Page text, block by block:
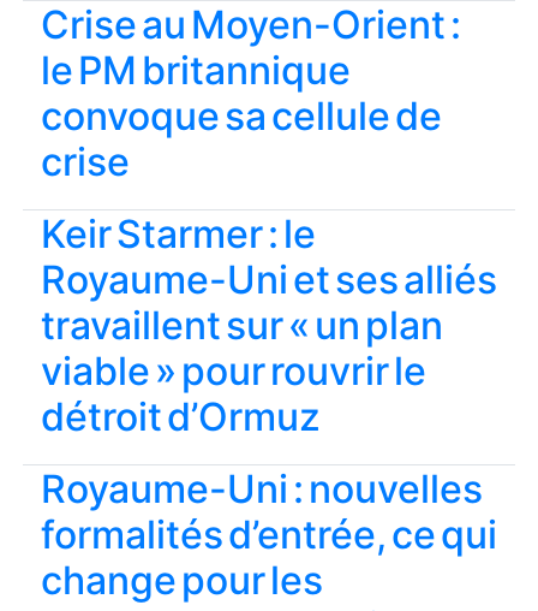
Crise au Moyen-Orient :
le PM britannique
convoque sa cellule de
crise
Keir Starmer : le
Royaume-Uni et ses alliés
travaillent sur « un plan
viable » pour rouvrir le
détroit d’Ormuz
Royaume-Uni : nouvelles
formalités d’entrée, ce qui
change pour les